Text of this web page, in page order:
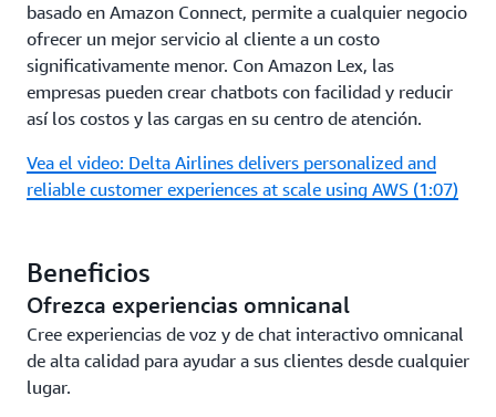
basado en Amazon Connect, permite a cualquier negocio
ofrecer un mejor servicio al cliente a un costo
significativamente menor. Con Amazon Lex, las
empresas pueden crear chatbots con facilidad y reducir
así los costos y las cargas en su centro de atención.
Vea el video: Delta Airlines delivers personalized and
reliable customer experiences at scale using AWS (1:07)
Beneficios
Ofrezca experiencias omnicanal
Cree experiencias de voz y de chat interactivo omnicanal
de alta calidad para ayudar a sus clientes desde cualquier
lugar.